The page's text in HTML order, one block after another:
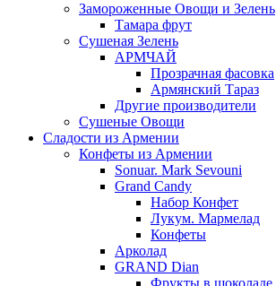
Замороженные Овощи и Зелень
Тамара фрут
Сушеная Зелень
АРМЧАЙ
Прозрачная фасовка
Армянский Тараз
Другие производители
Сушеные Овощи
Сладости из Армении
Конфеты из Армении
Sonuar. Mark Sevouni
Grand Candy
Набор Конфет
Лукум. Мармелад
Конфеты
Арколад
GRAND Dian
Фрукты в шоколаде